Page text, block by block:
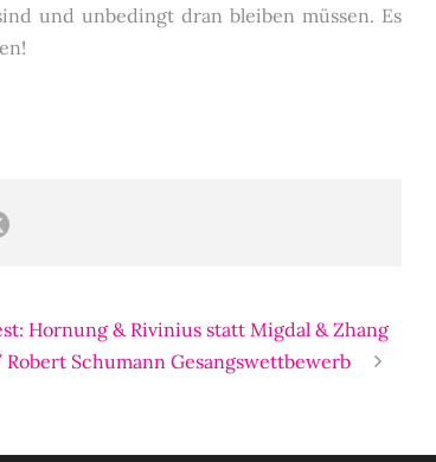
und unbedingt dran bleiben müssen. Es
Hornung & Rivinius statt Migdal & Zhang
Schumann Gesangswettbewerb